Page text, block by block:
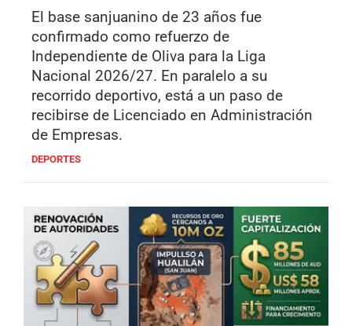
El base sanjuanino de 23 años fue
confirmado como refuerzo de
Independiente de Oliva para la Liga
Nacional 2026/27. En paralelo a su
recorrido deportivo, está a un paso de
recibirse de Licenciado en Administración
de Empresas.
DEPORTES